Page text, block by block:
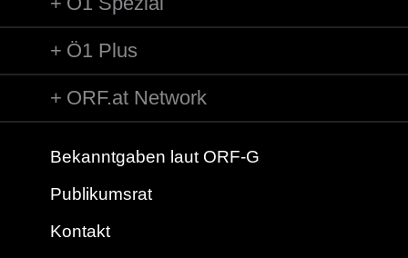
Ö1 Plus
ORF.at Network
Bekanntgaben laut ORF-G
Publikumsrat
Kontakt